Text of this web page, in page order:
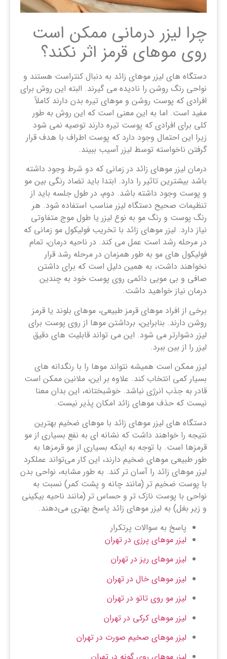
چرا لیزر درمانی ممکن است
روی موهای قرمز اثر نکند؟
دستگاه های لیزر موهای زائد به دنبال کنتراست هستند و
نواحی رنگ روشن را نادیده می گیرند. البته این روش برای
افرادی که پوست روشن و موهای تیره بدن دارند کاملاً
مفید است. اما به این معنی است که این روش به طور
کلی برای افرادی که پوست تیره دارند توصیه نمی شود
زیرا این احتمال وجود دارد که پوست اطراف با هدف قرار
گرفتن ناخواسته توسط لیزر آسیب ببیند.
درمان لیزر موهای زائد در زمانی که دو شرط وجود داشته
باشد بیشترین تاثیر را دارد. ابتدا باید تضاد رنگی بین مو
و پوست وجود داشته باشد. دوم، در طول جلسه باید از
تنظیمات صحیح دستگاه لیزر مناسب استفاده شود. هر
رنگ پوست و رنگ مو به نوع لیزر یا طول موج متفاوتی
نیاز دارد. لیزر موهای زائد با تخریب فولیکول مو زمانی که
در مرحله رشد است عمل می کند. در ناحیه درمان، تمام
فولیکول ‌های مو به طور همزمان در مرحله رشد قرار
نخواهند داشت، به همین دلیل است که برای داشتن
صافی و بی‌ مویی دائمی روی پوست خود به چندین
درمان نیاز خواهید داشت.
برخی از افراد موهای قرمز طبیعی، موهای بلوند یا قرمز
روشن دارند. بنابراین، برداشتن موها از روی پوست برای
لیزر دشوارتر می شود. این می تواند قابلیت های دقیق
لیزر را از بین ببرد.
لیزر ممکن است همیشه نتواند موها را با رنگدانه های
بسیار کمی انتخاب کند. علاوه بر این، ملانین ممکن است
قادر به جذب انرژی نباشد. خوشبختانه، این بدان معنا
نیست که حذف موهای زائد امکان پذیر نیست.
دستگاه های لیزر موهای زائد با موهای ضخیم بهترین
نتیجه را خواهند داشت که نشانه ای به نفع بسیاری از مو
قرمزها است. با توجه به اینکه بسیاری از مو قرمزها به
طور طبیعی موهای ضخیم دارند، این کار می‌تواند عملکرد
لیزر موهای زائد را آسان ‌تر کند. به طور مشابه، نواحی بدن
با پوست ضخیم ‌تر (مانند چانه و پشت کمر) نسبت به
نواحی با پوست نازک‌ تر و حساس‌ تر (مانند ناحیه بیکینی
و زیر بغل) به لیزر موهای زائد پاسخ بهتری می‌دهند.
پاسخ به سوالات پرتکرار
لیزر موهای پرزی در تهران
لیزر موهای ریز در تهران
لیزر موهای خال در تهران
لیزر مو روی تاتو در تهران
لیزر موهای کرکی در تهران
لیزر موهای صخیم صورت در تهران